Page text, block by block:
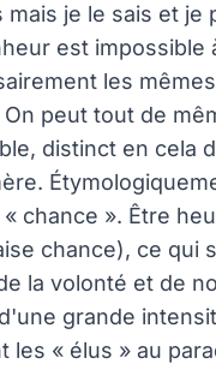
je le sais et
est
les
peut tout de
distinct en cela
chance ». Être
chance), ce qui
la volonté et de
grande
« élus » au